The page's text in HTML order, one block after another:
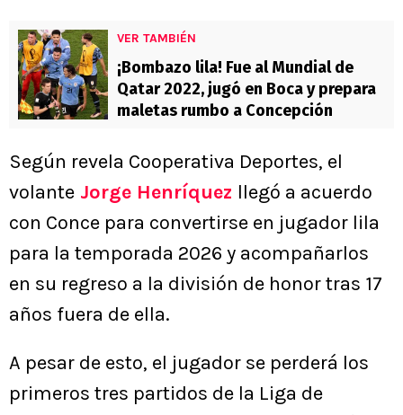
VER TAMBIÉN
¡Bombazo lila! Fue al Mundial de
Qatar 2022, jugó en Boca y prepara
maletas rumbo a Concepción
Según revela Cooperativa Deportes, el
volante Jorge Henríquez llegó a acuerdo
con Conce para convertirse en jugador lila
para la temporada 2026 y acompañarlos
en su regreso a la división de honor tras 17
años fuera de ella.
A pesar de esto, el jugador se perderá los
primeros tres partidos de la Liga de